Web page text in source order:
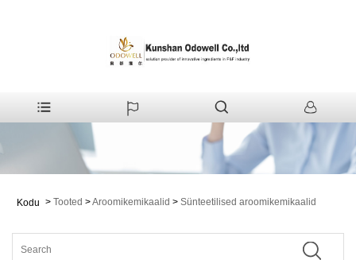
Kodu > Tooted >Aroomikemikaalid > Sünteetilised aroomikemikaalid